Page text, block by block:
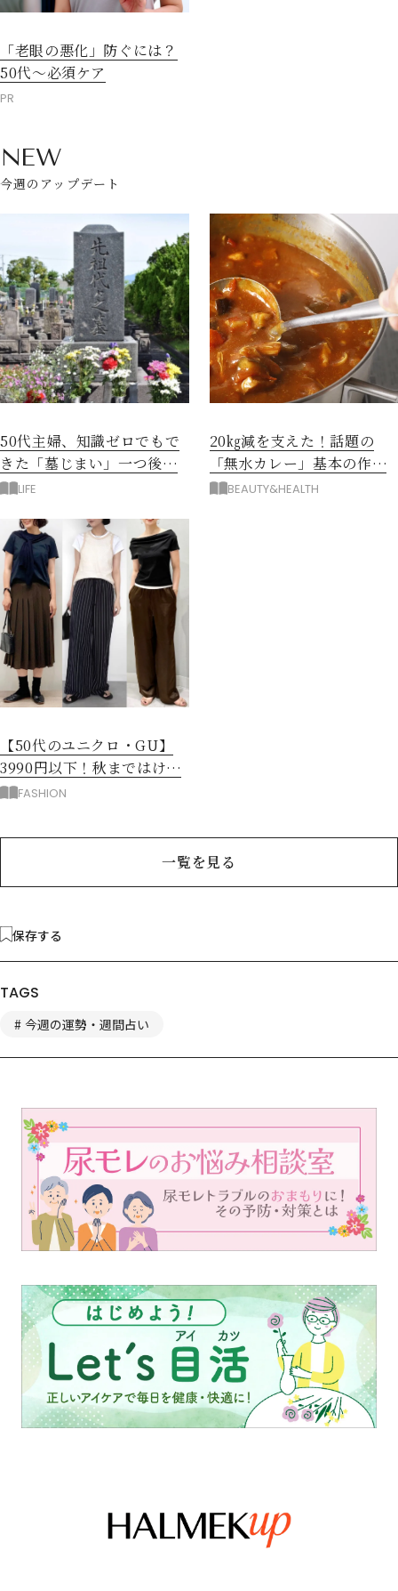
「老眼の悪化」防ぐには？
50代～必須ケア
PR
NEW
今週のアップデート
50代主婦、知識ゼロでもで
きた「墓じまい」一つ後悔
したのは、ある順番!?
LIFE
20㎏減を支えた！話題の
「無水カレー」基本の作り
方とおすすめルウ6選
BEAUTY&HEALTH
【50代のユニクロ・GU】
3990円以下！秋まではける
涼しげボトムス3選
FASHION
一覧を見る
保存する
TAGS
今週の運勢・週間占い